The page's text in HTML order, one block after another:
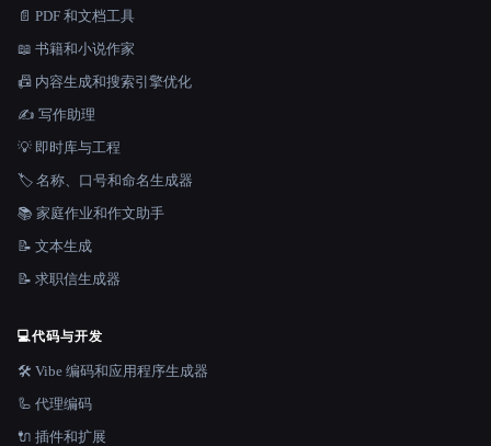
📄 PDF 和文档工具
📖 书籍和小说作家
📠 内容生成和搜索引擎优化
✍️ 写作助理
💡 即时库与工程
🏷️ 名称、口号和命名生成器
📚 家庭作业和作文助手
📝 文本生成
📝 求职信生成器
💻代码与开发
🛠️ Vibe 编码和应用程序生成器
🦾 代理编码
🔌 插件和扩展